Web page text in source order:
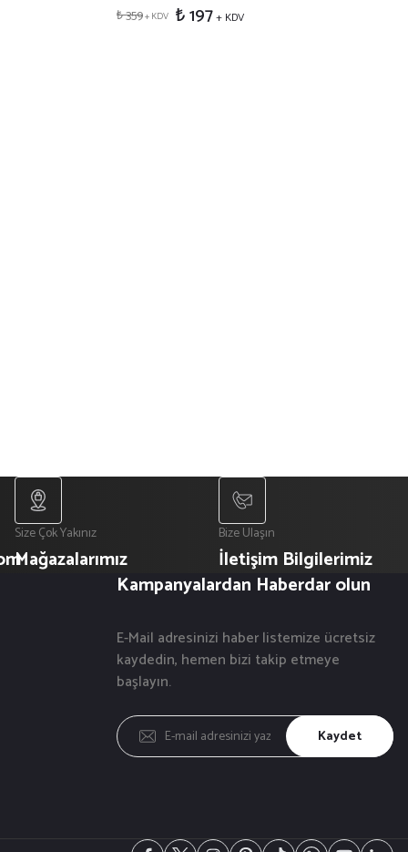
₺ 359+ KDV ₺ 197+ KDV
Size Çok Yakınız
Mağazalarımız
Bize Ulaşın
İletişim Bilgilerimiz
Kampanyalardan Haberdar olun
E-Mail adresinizi haber listemize ücretsiz
kaydedin, hemen bizi takip etmeye
başlayın.
Kaydet